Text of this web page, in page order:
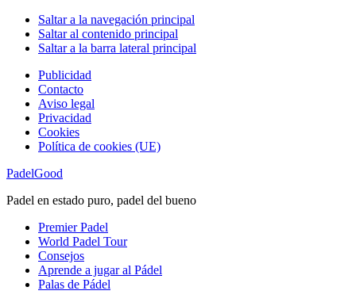
Saltar a la navegación principal
Saltar al contenido principal
Saltar a la barra lateral principal
Publicidad
Contacto
Aviso legal
Privacidad
Cookies
Política de cookies (UE)
PadelGood
Padel en estado puro, padel del bueno
Premier Padel
World Padel Tour
Consejos
Aprende a jugar al Pádel
Palas de Pádel